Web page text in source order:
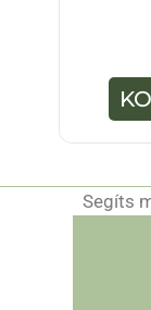
Segíts